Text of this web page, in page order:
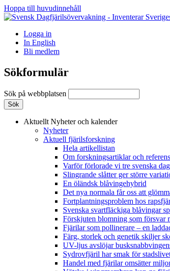
Hoppa till huvudinnehåll
Logga in
In English
Bli medlem
Sökformulär
Sök på webbplatsen
Aktuellt Nyheter och kalender
Nyheter
Aktuell fjärilsforskning
Hela artikellistan
Om forskningsartiklar och
Varför förlorade vi tre svenska
Slingrande slåtter ger större
En öländsk blåvingehybrid
Det nya normala får oss att
Fortplantningsproblem hos
Svenska svartfläckiga blåvingar
Förskjuten blomning som försvar
Fjärilar som pollinerare – en
Färg, storlek och genetik skiljer
UV-ljus avslöjar
Sydrovfjäril har smak för
Handel med fjärilar omsätter